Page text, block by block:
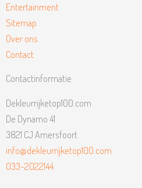
Entertainment
Sitemap
Over ons
Contact
Contactinformatie
Dekleurrijketop100.com
De Dynamo 41
3821 CJ Amersfoort
info@dekleurrijketop100.com
033-2022144